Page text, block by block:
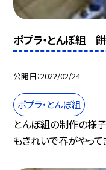
ポプラ・とんぼ組
公開日 2022/02/24
ポプラ・とんぼ組
とんぼ組の制作の様
もきれいで春がやって